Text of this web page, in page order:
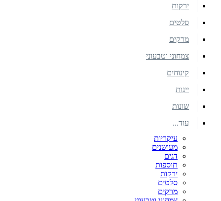
ירקות
סלטים
מרקים
צמחוני וטבעוני
קינוחים
יינות
שונות
עוד...
עיקריות
מעושנים
דגים
תוספות
ירקות
סלטים
מרקים